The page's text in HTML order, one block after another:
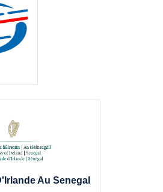
Au Senegal